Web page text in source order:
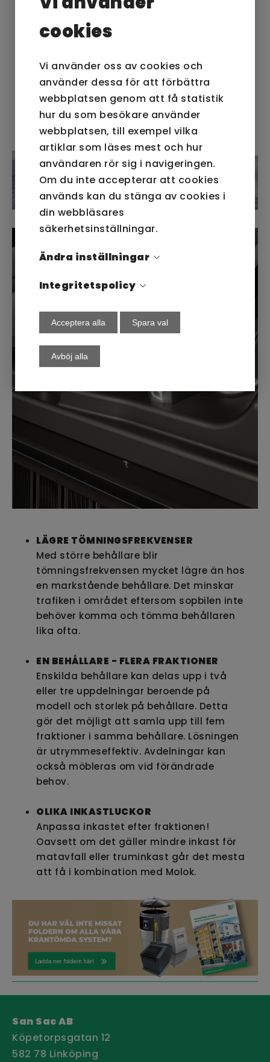
cookies
Vi använder oss av cookies och
använder dessa för att förbättra
webbplatsen genom att få statistik
hur du som besökare använder
webbplatsen, till exempel vilka
artiklar som läses mest och hur
användaren rör sig i navigeringen.
Om du inte accepterar att cookies
används kan du stänga av cookies i
din webbläsares
säkerhetsinställningar.
Ändra inställningar
Integritetspolicy
Acceptera alla Spara val
Avböj alla
LÄGRE TÖMNINGSFREKVENSER
Med större behållare blir
tömningsfrekvensen mycket lägre än hos
en markstående behållare. Det minskar
trafiken i området eftersom sopbilen inte
behöver komma och tömma behållaren
lika ofta.
EN BEHÅLLARE - FLERA FRAKTIONER
Enskilda behållare kan delas upp i två
eller tre uppdelningar beroende på
modell och storlek på behållare. Detta
gör det möjligt att samla upp till fem
fraktioner i samma behållare. Lösningen
är utrymmeseffektiv. Avdelningar kan
också möbleras om vid förändrade
behov.
OLIKA INKASTLUCKOR
Anpassa inkastet efter fraktionen!
Oavsett om det gäller mindre inkast för
matavfall eller truminkast går det mesta
att få i kombination med Molok.
San Sac AB
Köpetorpsgatan 12
582 78 Linköping